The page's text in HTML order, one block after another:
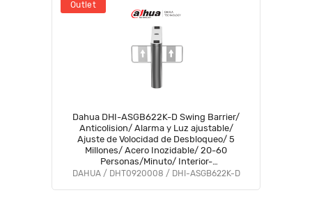
Outlet
Dahua DHI-ASGB622K-D Swing Barrier/
Anticolision/ Alarma y Luz ajustable/
Ajuste de Volocidad de Desbloqueo/ 5
Millones/ Acero Inozidable/ 20-60
Personas/Minuto/ Interior-
Exterior(Protegido)/ IR 12 Pares/
DAHUA / DHT0920008 / DHI-ASGB622K-D